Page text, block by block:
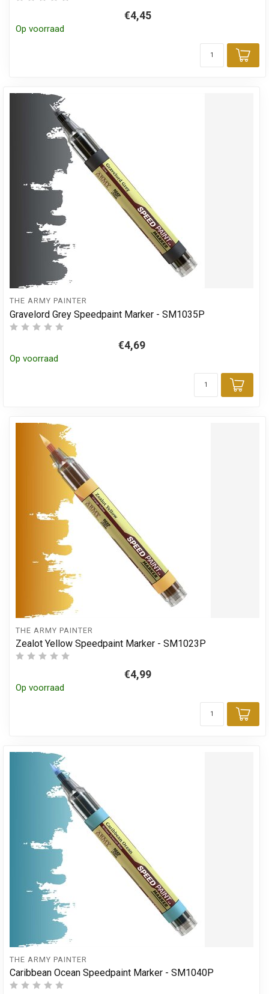
€4,45
Op voorraad
THE ARMY PAINTER
Gravelord Grey Speedpaint Marker - SM1035P
€4,69
Op voorraad
THE ARMY PAINTER
Zealot Yellow Speedpaint Marker - SM1023P
€4,99
Op voorraad
THE ARMY PAINTER
Caribbean Ocean Speedpaint Marker - SM1040P